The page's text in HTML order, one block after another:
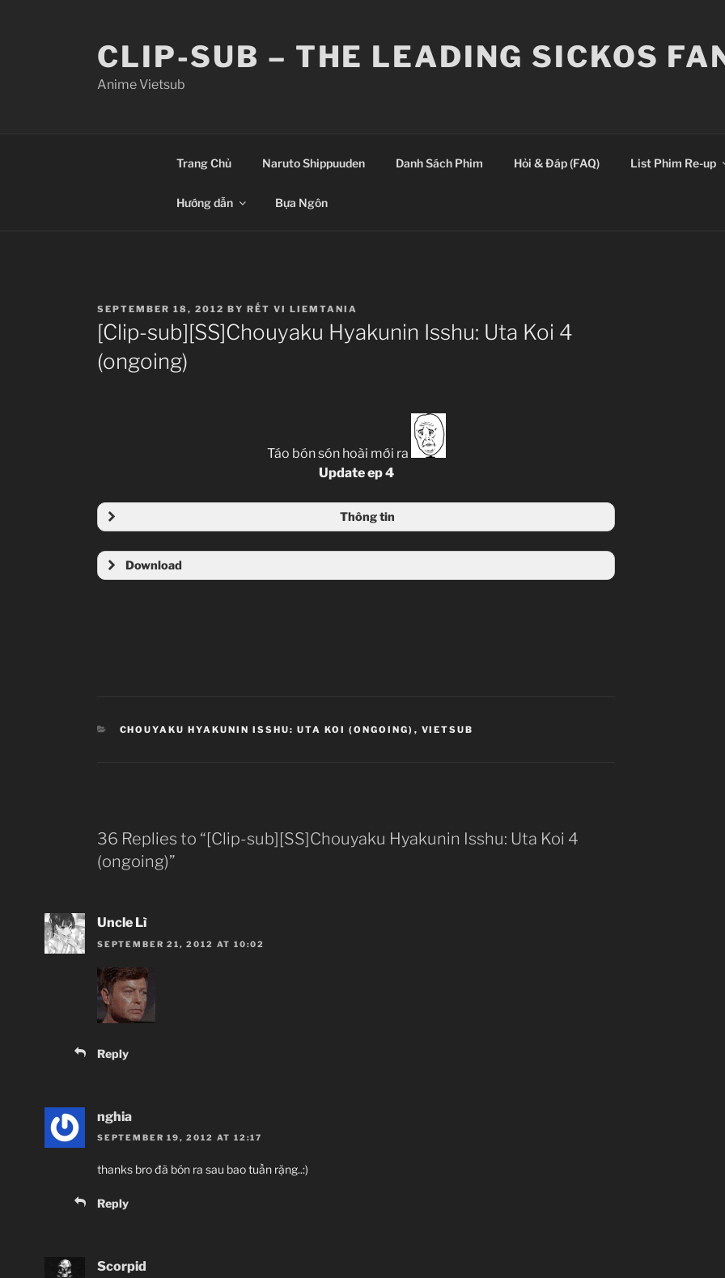
CLIP-SUB – THE LEADING SICKOS
Anime Vietsub
Trang Chủ Naruto Shippuuden Danh Sách Phim Hỏi & Đáp (FAQ) List Phim Re-up
Hướng dẫn Bựa Ngôn
POSTED
ON
SEPTEMBER 18, 2012 BY RẾT VI LIEMTANIA
[Clip-sub][SS]Chouyaku Hyakunin Isshu: Uta Koi 4
(ongoing)
Táo bón són hoài mới ra
Update ep 4
Thông tin
Download
002
Ep 3
CATEGORIES
CHOUYAKU HYAKUNIN ISSHU: UTA KOI (ONGOING) , VIETSUB
36 Replies to “[Clip-sub][SS]Chouyaku Hyakunin Isshu: Uta Koi 4
(ongoing)”
Uncle Lì
SEPTEMBER 21, 2012 AT 10:02
Reply
nghia
SEPTEMBER 19, 2012 AT 12:17
thanks bro đã bón ra sau bao tuần rặng..:)
Reply
Scorpid